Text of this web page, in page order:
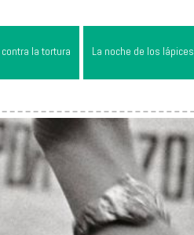
la tortura La noche de los lápices